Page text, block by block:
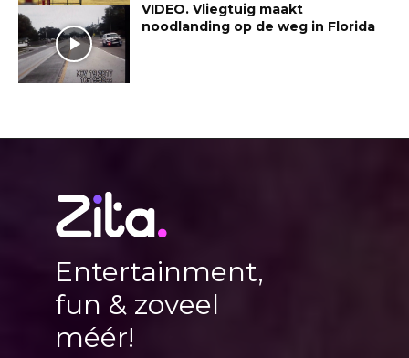
VIDEO. Vliegtuig maakt
noodlanding op de weg in Florida
Entertainment,
fun & zoveel
méér!